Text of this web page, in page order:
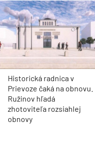
Historická radnica v
Prievoze čaká na obnovu.
Ružinov hľadá
zhotoviteľa rozsiahlej
obnovy